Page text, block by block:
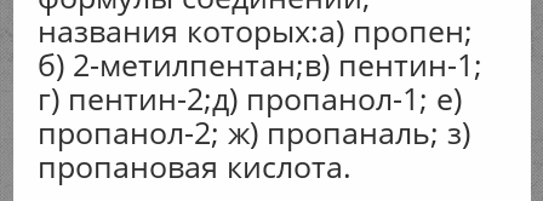
названия которых:а) пропен;
б) 2-метилпентан;в) пентин-1;
г) пентин-2;д) пропанол-1; е)
пропанол-2; ж) пропаналь; з)
пропановая кислота.